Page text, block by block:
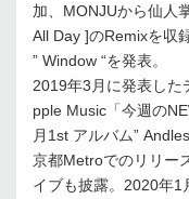
加、MONJUから仙人
All Day ]のRemixを収
” Window “を発表。
2019年3月に発表した
pple Music「今週の
月1st アルバム”
京都Metroでのリリー
イブも披露。2020年1